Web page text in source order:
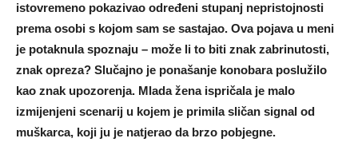
istovremeno pokazivao određeni stupanj nepristojnosti
prema osobi s kojom sam se sastajao. Ova pojava u meni
je potaknula spoznaju – može li to biti znak zabrinutosti,
znak opreza? Slučajno je ponašanje konobara poslužilo
kao znak upozorenja. Mlada žena ispričala je malo
izmijenjeni scenarij u kojem je primila sličan signal od
muškarca, koji ju je natjerao da brzo pobjegne.